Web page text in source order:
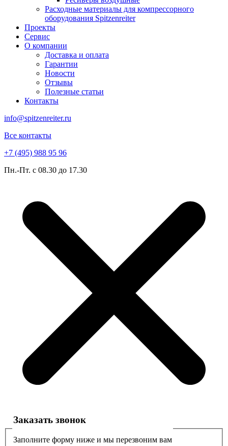
Расходные материалы для компрессорного
оборудования Spitzenreiter
Проекты
Сервис
О компании
Доставка и оплата
Гарантии
Новости
Отзывы
Полезные статьи
Контакты
info@spitzenreiter.ru
Все контакты
+7 (495) 988 95 96
Пн.-Пт. с 08.30 до 17.30
Заказать звонок
Заполните форму ниже и мы перезвоним вам